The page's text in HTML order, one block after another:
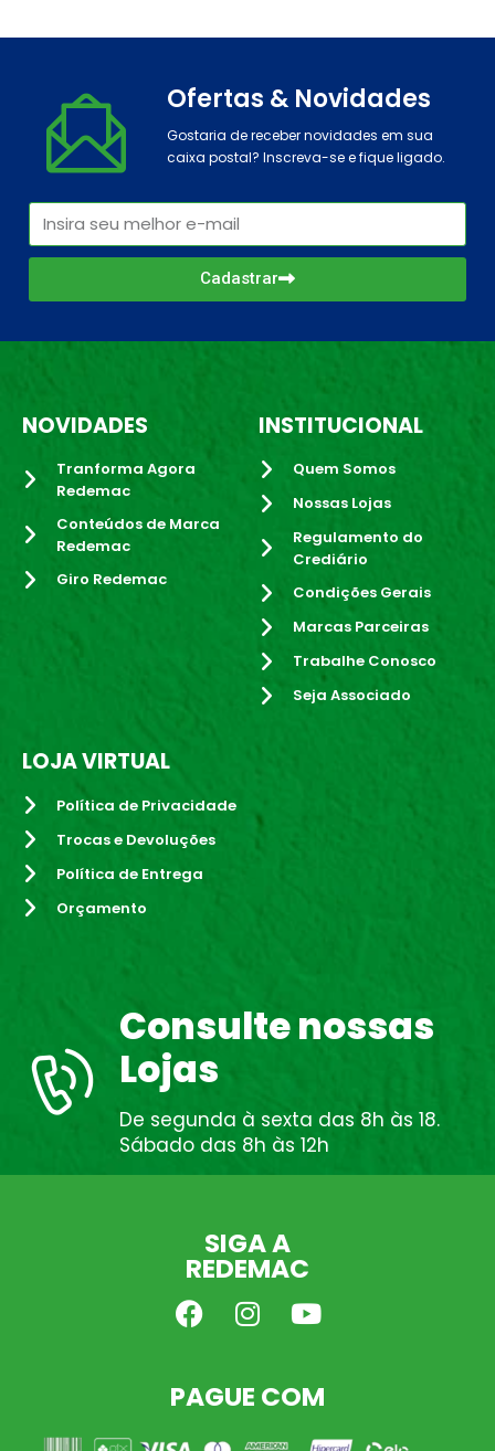
Ofertas & Novidades
Gostaria de receber novidades em sua
caixa postal? Inscreva-se e fique ligado.
Cadastrar
NOVIDADES
Tranforma Agora
Redemac
Conteúdos de Marca
Redemac
Giro Redemac
INSTITUCIONAL
Quem Somos
Nossas Lojas
Regulamento do
Crediário
Condições Gerais
Marcas Parceiras
Trabalhe Conosco
Seja Associado
LOJA VIRTUAL
Política de Privacidade
Trocas e Devoluções
Política de Entrega
Orçamento
Consulte nossas
Lojas
De segunda à sexta das 8h às 18.
Sábado das 8h às 12h
SIGA A
REDEMAC
PAGUE COM